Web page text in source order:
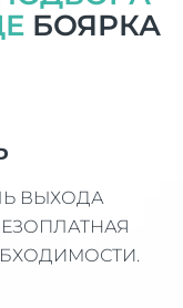
БОЯРКА
ВЫХОДА